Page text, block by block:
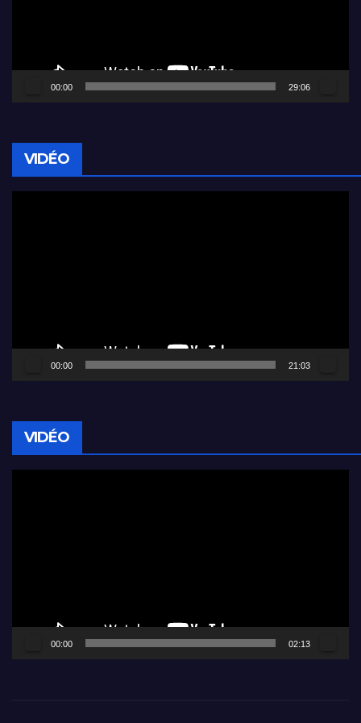
00:00 29:06
VIDÉO
00:00 21:03
VIDÉO
00:00 02:13